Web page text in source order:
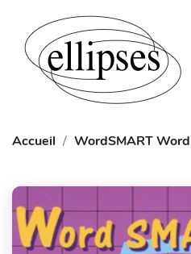
Accueil WordSMART